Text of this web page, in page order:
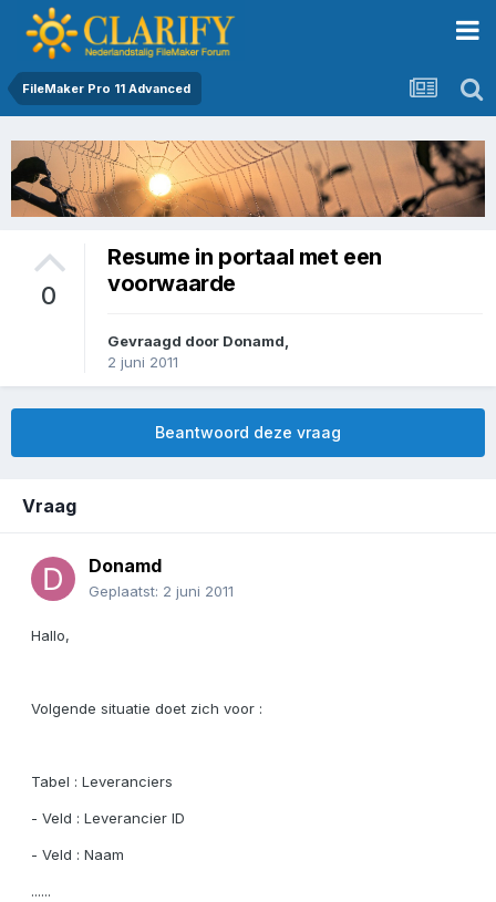
FileMaker Pro 11 Advanced
0
Resume in portaal met een
voorwaarde
Gevraagd door Donamd
2 juni 2011
Beantwoord deze vraag
Vraag
Donamd
Geplaatst: 2 juni 2011
Hallo,
Volgende situatie doet zich voor :
Tabel : Leveranciers
- Veld : Leverancier ID
- Veld : Naam
......